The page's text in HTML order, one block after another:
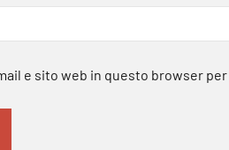
e sito web in questo browser